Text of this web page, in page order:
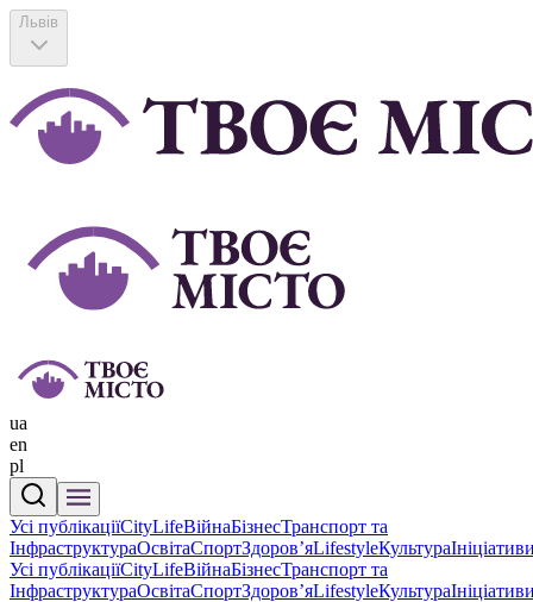
Львів
ua
en
pl
Усі публікаціїCityLifeВійнаБізнесТранспорт та
ІнфраструктураОсвітаСпортЗдоровʼяLifestyleКультура
Усі публікаціїCityLifeВійнаБізнесТранспорт та
ІнфраструктураОсвітаСпортЗдоровʼяLifestyleКультура